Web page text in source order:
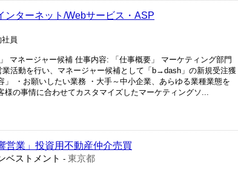
ンターネット/Webサービス・ASP
員
マネージャー候補 仕事内容: 「仕事概要」 マーケティング部門
活動を行い、マネージャー候補として「b→dash」の新規受注獲
・お願いしたい業務 ・大手～中小企業、あらゆる業種業態を
の事情に合わせてカスタマイズしたマーケティングソ...
営業」投資用不動産仲介売買
ベストメント - 東京都